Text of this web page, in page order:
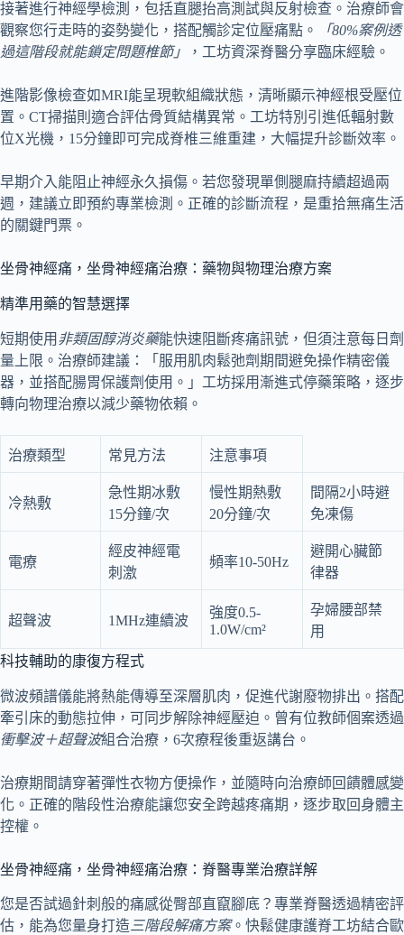
接著進行神經學檢測，包括直腿抬高測試與反射檢查。治療師會
觀察您行走時的姿勢變化，搭配觸診定位壓痛點。
「80%案例透
過這階段就能鎖定問題椎節」
，工坊資深脊醫分享臨床經驗。
進階影像檢查如MRI能呈現軟組織狀態，清晰顯示神經根受壓位
置。CT掃描則適合評估骨質結構異常。工坊特別引進低輻射數
位X光機，15分鐘即可完成脊椎三維重建，大幅提升診斷效率。
早期介入能阻止神經永久損傷。若您發現單側腿麻持續超過兩
週，建議立即預約專業檢測。正確的診斷流程，是重拾無痛生活
的關鍵門票。
坐骨神經痛，坐骨神經痛治療：藥物與物理治療方案
精準用藥的智慧選擇
短期使用 非類固醇消炎藥能快速阻斷疼痛訊號，但須注意每日劑
量上限。治療師建議：「服用肌肉鬆弛劑期間避免操作精密儀
器，並搭配腸胃保護劑使用。」工坊採用漸進式停藥策略，逐步
轉向物理治療以減少藥物依賴。
治療類型 常見方法 注意事項
冷熱敷
急性期冰敷
15分鐘/次
慢性期熱敷
20分鐘/次
間隔2小時避
免凍傷
電療
經皮神經電
刺激
頻率10-50Hz
避開心臟節
律器
超聲波 1MHz連續波
強度0.5-
1.0W/cm²
孕婦腰部禁
用
科技輔助的康復方程式
微波頻譜儀能將熱能傳導至深層肌肉，促進代謝廢物排出。搭配
牽引床的動態拉伸，可同步解除神經壓迫。曾有位教師個案透過
衝擊波＋超聲波組合治療，6次療程後重返講台。
治療期間請穿著彈性衣物方便操作，並隨時向治療師回饋體感變
化。正確的階段性治療能讓您安全跨越疼痛期，逐步取回身體主
控權。
坐骨神經痛，坐骨神經痛治療：脊醫專業治療詳解
您是否試過針刺般的痛感從臀部直竄腳底？專業脊醫透過精密評
估，能為您量身打造 三階段解痛方案。快鬆健康護脊工坊結合歐